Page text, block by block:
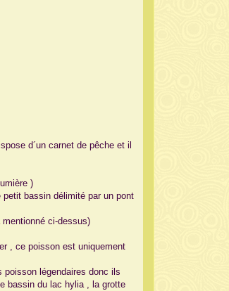
d´un carnet de pêche et il
)
bassin délimité par un pont
ci-dessus)
, ce poisson est uniquement
poisson légendaires donc ils
bassin du lac hylia , la grotte